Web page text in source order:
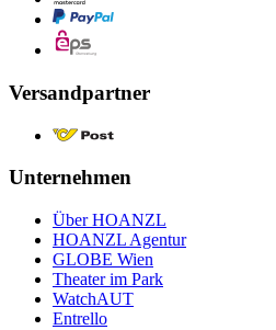
Versandpartner
Unternehmen
Über HOANZL
HOANZL Agentur
GLOBE Wien
Theater im Park
WatchAUT
Entrello